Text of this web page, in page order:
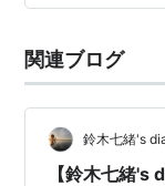
っちゃ細いイカ
る。 武装戦線六
んな眉毛ではい
関連ブログ
鈴木七緒's
【鈴木七緒's